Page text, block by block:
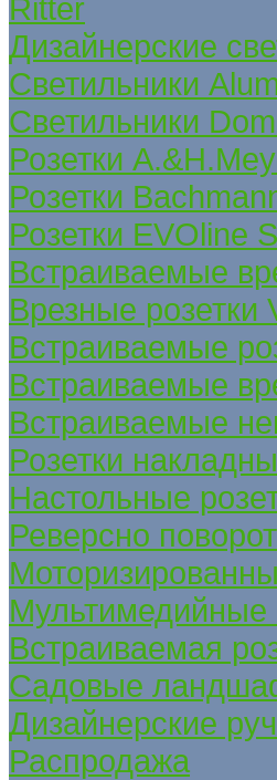
Ritter
Дизайнерские
Светильники
Светильники
Розетки
Розетки
Розетки EVOline
Встраиваемые
Врезные розетки
Встраиваемые
Встраиваемые
Встраиваемые
Розетки
Настольные
Реверсно
Мультимедийные
Встраиваемая
Садовые
Дизайнерские
Распродажа